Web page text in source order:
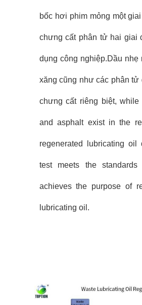
bốc hơi phim mỏng một
chưng cất phân tử hai giai
dụng công nghiệp.Dầu
xăng cũng như các phân
chưng cất riêng biệt, while
and asphalt exist in the
regenerated lubricating oil
test meets the
achieves the purpose of
lubricating oil.